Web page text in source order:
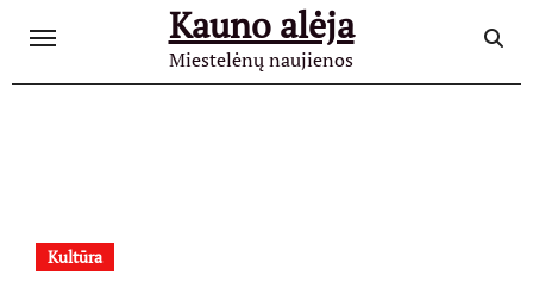
Kauno alėja
Miestelėnų naujienos
Kultūra